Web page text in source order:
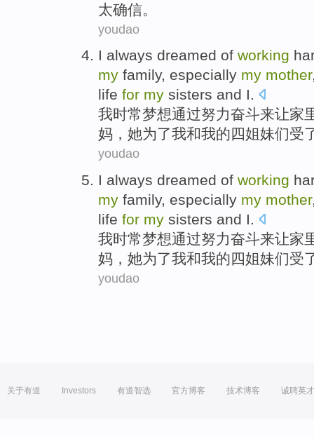
太确信。
youdao
I always dreamed of working
my family, especially my mother
life for my sisters and I.
我时常梦想通过努力奋斗来让家
妈 ， 她为了我和我的四姐妹们受
youdao
I always dreamed of working
my family, especially my mother
life for my sisters and I.
我时常梦想通过努力奋斗来让家
妈 ， 她为了我和我的四姐妹们受
youdao
关于有道 Investors 有道智选 官方博客 技术博客 诚聘英才